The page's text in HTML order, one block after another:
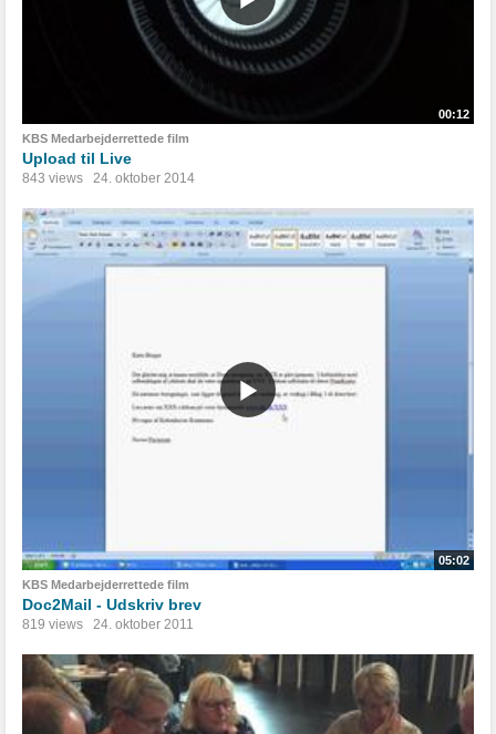
00:12
KBS Medarbejderrettede film
Upload til Live
843 views 24. oktober 2014
05:02
KBS Medarbejderrettede film
Doc2Mail - Udskriv brev
819 views 24. oktober 2011